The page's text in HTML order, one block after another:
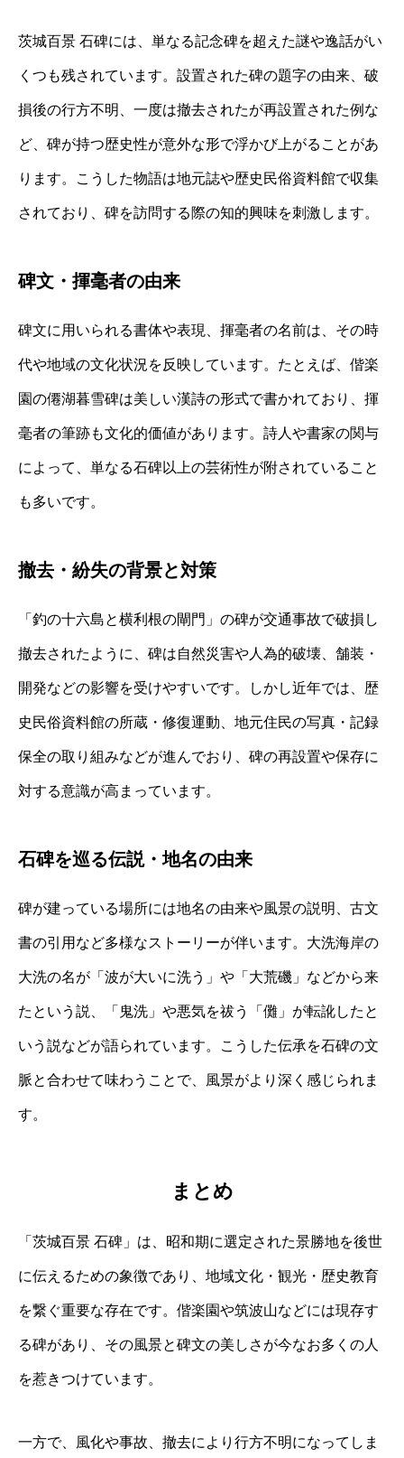
茨城百景 石碑には、単なる記念碑を超えた謎や逸話がい
くつも残されています。設置された碑の題字の由来、破
損後の行方不明、一度は撤去されたが再設置された例な
ど、碑が持つ歴史性が意外な形で浮かび上がることがあ
ります。こうした物語は地元誌や歴史民俗資料館で収集
されており、碑を訪問する際の知的興味を刺激します。
碑文・揮毫者の由来
碑文に用いられる書体や表現、揮毫者の名前は、その時
代や地域の文化状況を反映しています。たとえば、偕楽
園の僊湖暮雪碑は美しい漢詩の形式で書かれており、揮
毫者の筆跡も文化的価値があります。詩人や書家の関与
によって、単なる石碑以上の芸術性が附されていること
も多いです。
撤去・紛失の背景と対策
「釣の十六島と横利根の閘門」の碑が交通事故で破損し
撤去されたように、碑は自然災害や人為的破壊、舗装・
開発などの影響を受けやすいです。しかし近年では、歴
史民俗資料館の所蔵・修復運動、地元住民の写真・記録
保全の取り組みなどが進んでおり、碑の再設置や保存に
対する意識が高まっています。
石碑を巡る伝説・地名の由来
碑が建っている場所には地名の由来や風景の説明、古文
書の引用など多様なストーリーが伴います。大洗海岸の
大洗の名が「波が大いに洗う」や「大荒磯」などから来
たという説、「鬼洗」や悪気を祓う「儺」が転訛したと
いう説などが語られています。こうした伝承を石碑の文
脈と合わせて味わうことで、風景がより深く感じられま
す。
まとめ
「茨城百景 石碑」は、昭和期に選定された景勝地を後世
に伝えるための象徴であり、地域文化・観光・歴史教育
を繋ぐ重要な存在です。偕楽園や筑波山などには現存す
る碑があり、その風景と碑文の美しさが今なお多くの人
を惹きつけています。
一方で、風化や事故、撤去により行方不明になってしま